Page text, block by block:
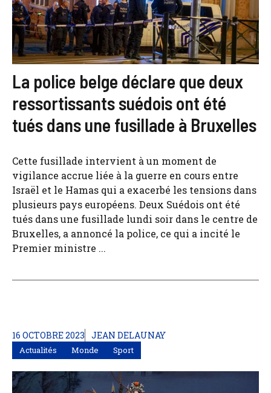
La police belge déclare que deux
ressortissants suédois ont été
tués dans une fusillade à Bruxelles
Cette fusillade intervient à un moment de
vigilance accrue liée à la guerre en cours entre
Israël et le Hamas qui a exacerbé les tensions dans
plusieurs pays européens. Deux Suédois ont été
tués dans une fusillade lundi soir dans le centre de
Bruxelles, a annoncé la police, ce qui a incité le
Premier ministre ...
16 OCTOBRE 2023 JEAN DELAUNAY
Actualités Monde Sport